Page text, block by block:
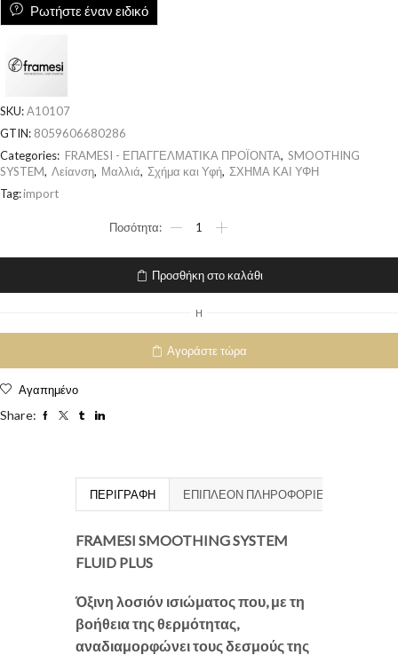
Ρωτήστε έναν ειδικό
SKU:A10107
GTIN: 8059606680286
Categories: FRAMESI - ΕΠΑΓΓΕΛΜΑΤΙΚΑ ΠΡΟΪΟΝΤΑ, SMOOTHING
SYSTEM, Λείανση, Μαλλιά, Σχήμα και Υφή, ΣΧΗΜΑ ΚΑΙ ΥΦΗ
Tag:import
Προσθήκη στο καλάθι
H
Αγοράστε τώρα
Αγαπημένο
Share:
ΠΕΡΙΓΡΑΦΉ ΕΠΙΠΛΈΟΝ ΠΛΗΡΟΦΟΡΊΕΣ
FRAMESI SMOOTHING SYSTEM
FLUID PLUS
Όξινη λοσιόν ισιώματος που, με τη
βοήθεια της θερμότητας,
αναδιαμορφώνει τους δεσμούς της